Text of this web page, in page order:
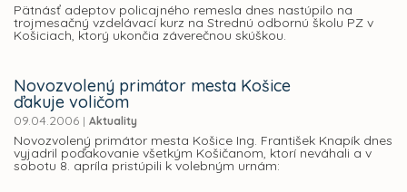
Pätnásť adeptov policajného remesla dnes nastúpilo na
trojmesačný vzdelávací kurz na Strednú odbornú školu PZ v
Košiciach, ktorý ukončia záverečnou skúškou.
Novozvolený primátor mesta Košice
ďakuje voličom
09.04.2006 | Aktuality
Novozvolený primátor mesta Košice Ing. František Knapík dnes
vyjadril poďakovanie všetkým Košičanom, ktorí neváhali a v
sobotu 8. apríla pristúpili k volebným urnám: